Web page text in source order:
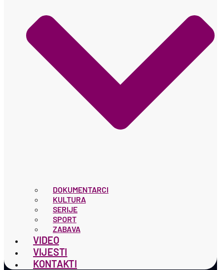
DOKUMENTARCI
KULTURA
SERIJE
SPORT
ZABAVA
VIDEO
VIJESTI
KONTAKTI